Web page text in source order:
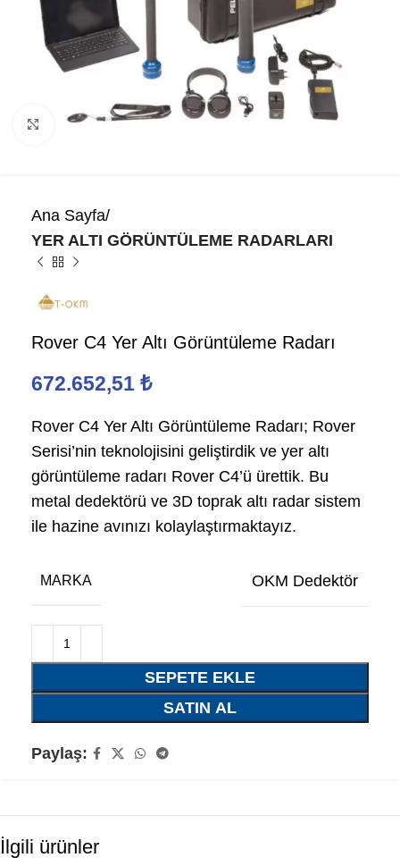
Click to enlarge
Ana Sayfa
YER ALTI GÖRÜNTÜLEME RADARLARI
Rover C4 Yer Altı Görüntüleme Radarı
672.652,51 ₺
Rover C4 Yer Altı Görüntüleme Radarı; Rover
Serisi’nin teknolojisini geliştirdik ve yer altı
görüntüleme radarı Rover C4’ü ürettik. Bu
metal dedektörü ve 3D toprak altı radar sistem
ile hazine avınızı kolaylaştırmaktayız.
MARKA OKM Dedektör
SEPETE EKLE
SATIN AL
Paylaş:
İlgili ürünler